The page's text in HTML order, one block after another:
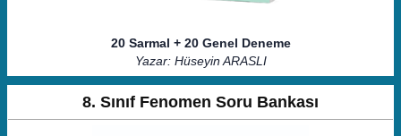
20 Sarmal + 20 Genel Deneme
Yazar: Hüseyin ARASLI
8. Sınıf Fenomen Soru Bankası